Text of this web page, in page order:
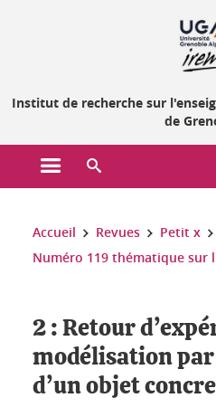
Institut de recherche sur
de
Ouvrir le menu principal
Vous êtes ici :
Accueil Revues Petit x
Numéro 119 thématique
2 : Retour
modélisation
d’un objet